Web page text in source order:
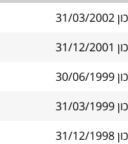
2002
2001
1999
1999
1998